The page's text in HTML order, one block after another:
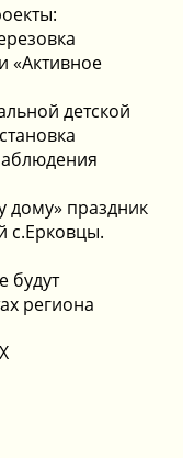
«Активное
детской
праздник
с.Ерковцы.
будут
региона